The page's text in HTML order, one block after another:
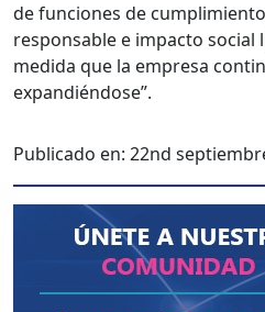
de fun­ciones de
respon­s­able e impacto social
medi­da que la empre­sa
expandién­dose”.
Publicado en: 22nd